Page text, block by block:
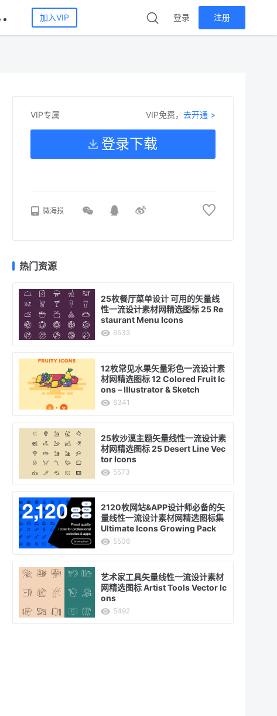
加入VIP 登录 注册
VIP专属 VIP免费，去开通 >
登录下载
微海报
热门资源
25枚餐厅菜单设计 可用的矢量线
性一流设计素材网精选图标 25 Re
staurant Menu Icons
6533
12枚常见水果矢量彩色一流设计素
材网精选图标 12 Colored Fruit Ic
ons – Illustrator & Sketch
6341
25枚沙漠主题矢量线性一流设计素
材网精选图标 25 Desert Line Vec
tor Icons
5573
2120枚网站&APP设计师必备的矢
量线性一流设计素材网精选图标集
Ultimate Icons Growing Pack
5506
艺术家工具矢量线性一流设计素材
网精选图标 Artist Tools Vector Ic
ons
5492